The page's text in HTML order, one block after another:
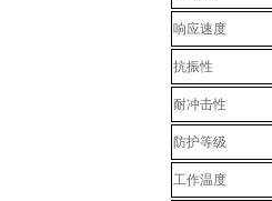
响应速度
抗振性
耐冲击性
防护等级
工作温度